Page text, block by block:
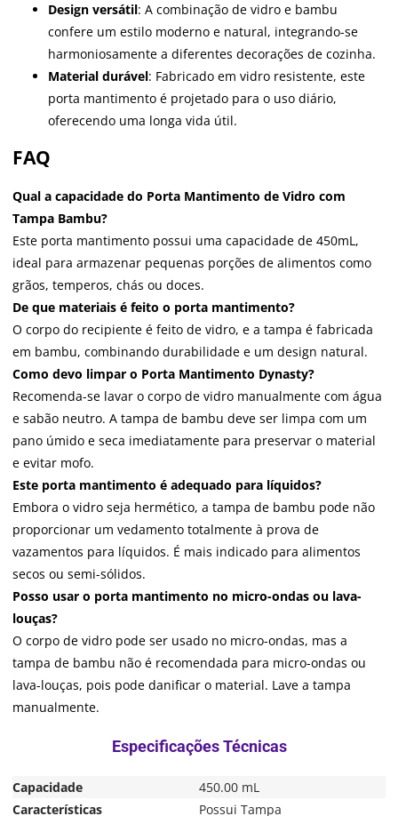
Design versátil: A combinação de vidro e bambu
confere um estilo moderno e natural, integrando-se
harmoniosamente a diferentes decorações de cozinha.
Material durável: Fabricado em vidro resistente, este
porta mantimento é projetado para o uso diário,
oferecendo uma longa vida útil.
FAQ
Qual a capacidade do Porta Mantimento de Vidro com
Tampa Bambu?
Este porta mantimento possui uma capacidade de 450mL,
ideal para armazenar pequenas porções de alimentos como
grãos, temperos, chás ou doces.
De que materiais é feito o porta mantimento?
O corpo do recipiente é feito de vidro, e a tampa é fabricada
em bambu, combinando durabilidade e um design natural.
Como devo limpar o Porta Mantimento Dynasty?
Recomenda-se lavar o corpo de vidro manualmente com água
e sabão neutro. A tampa de bambu deve ser limpa com um
pano úmido e seca imediatamente para preservar o material
e evitar mofo.
Este porta mantimento é adequado para líquidos?
Embora o vidro seja hermético, a tampa de bambu pode não
proporcionar um vedamento totalmente à prova de
vazamentos para líquidos. É mais indicado para alimentos
secos ou semi-sólidos.
Posso usar o porta mantimento no micro-ondas ou lava-
louças?
O corpo de vidro pode ser usado no micro-ondas, mas a
tampa de bambu não é recomendada para micro-ondas ou
lava-louças, pois pode danificar o material. Lave a tampa
manualmente.
Capacidade
450.00 mL
Características
Possui Tampa